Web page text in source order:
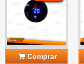
Comprar